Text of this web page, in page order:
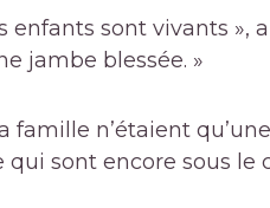
enfants sont vivants »,
jambe blessée. »
famille n’étaient
qui sont encore sous